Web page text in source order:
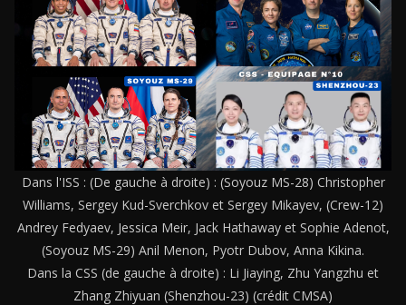
Dans l'ISS : (De gauche à droite) : (Soyouz MS-28) Christopher
Williams, Sergey Kud-Sverchkov et Sergey Mikayev, (Crew-12)
Andrey Fedyaev, Jessica Meir, Jack Hathaway et Sophie Adenot,
(Soyouz MS-29) Anil Menon, Pyotr Dubov, Anna Kikina.
Dans la CSS (de gauche à droite) : Li Jiaying, Zhu Yangzhu et
Zhang Zhiyuan (Shenzhou-23) (crédit CMSA)